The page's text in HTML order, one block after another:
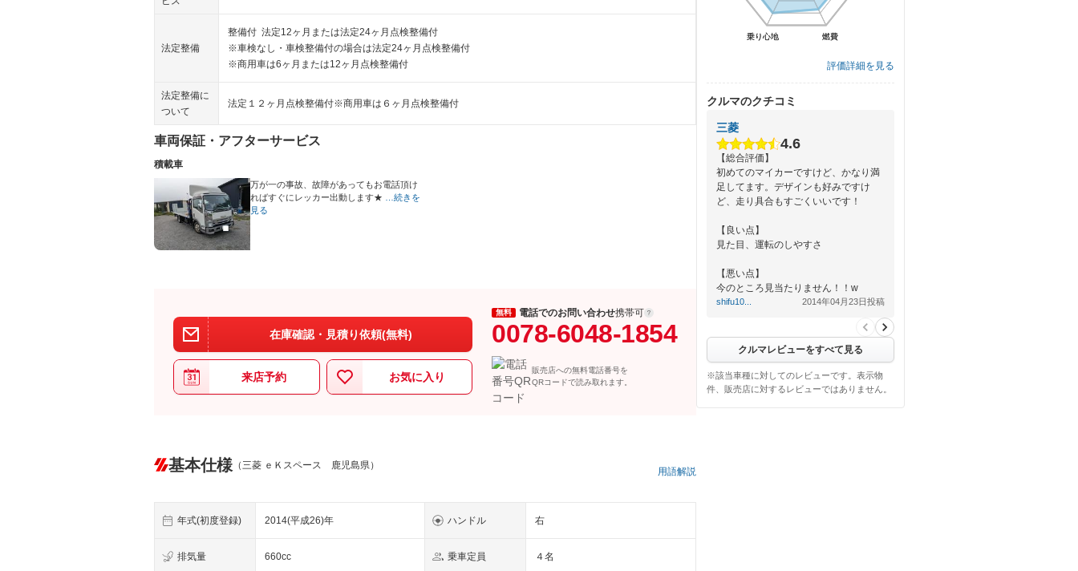
法定整備
整備付 法定12ヶ月または法定24ヶ月点検整備付
※車検なし・車検整備付の場合は法定24ヶ月点検整備付
※商用車は6ヶ月または12ヶ月点検整備付
法定整備に
ついて
法定１２ヶ月点検整備付※商用車は６ヶ月点検整備付
車両保証・アフターサービス
積載車
万が一の事故、故障があってもお電話頂け
ればすぐにレッカー出動します★
…続きを
見る
在庫確認・見積り依頼(無料)
来店予約 お気に入り
無料 電話でのお問い合わせ携帯可
0078-6048-1854
販売店への無料電話番号を
QRコードで読み取れます。
基本仕様 （三菱 ｅＫスペース 鹿児島県）
用語解説
年式(初度登録) 2014(平成26)年 ハンドル 右
排気量 660cc 乗車定員 ４名
燃費
乗り心地 燃費
乗り心地
評価詳細を見る
クルマのクチコミ
三菱
4.6
【総合評価】
初めてのマイカーですけど、かなり満
足してます。デザインも好みですけ
ど、走り具合もすごくいいです！
【良い点】
見た目、運転のしやすさ
【悪い点】
今のところ見当たりません！！w
shifu10... 2014年04月23日投稿
クルマレビューをすべて見る
※該当車種に対してのレビューです。表示物
件、販売店に対するレビューではありません。